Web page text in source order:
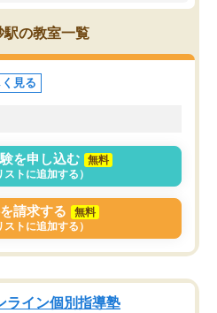
身なコー
もモチベー
やらされ
勉強」へ
校への合
身につきました。結果と
た英語の偏差値が10以上
していた公立高校に無事
た。自分から学ぶ姿勢を
駅の教室一覧
見る
を申し込む
無料
ストに追加する）
請求する
無料
ストに追加する）
ライン個別指導塾